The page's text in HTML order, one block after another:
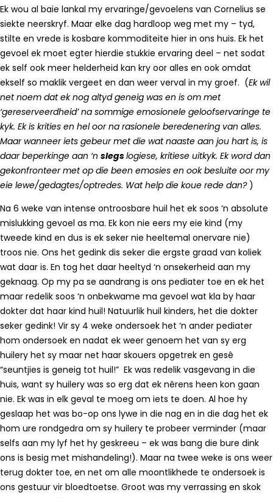
Ek wou al baie lankal my ervaringe/gevoelens van Cornelius se
siekte neerskryf. Maar elke dag hardloop weg met my – tyd,
stilte en vrede is kosbare kommoditeite hier in ons huis. Ek het
gevoel ek moet egter hierdie stukkie ervaring deel – net sodat
ek self ook meer helderheid kan kry oor alles en ook omdat
ekself so maklik vergeet en dan weer verval in my groef. (Ek wil
net noem dat ek nog altyd geneig was en is om met
‘gereserveerdheid’ na sommige emosionele geloofservaringe te
kyk. Ek is krities en hel oor na rasionele beredenering van alles.
Maar wanneer iets gebeur met die wat naaste aan jou hart is, is
daar beperkinge aan ‘n slegslogiese, kritiese uitkyk. Ek word dan
gekonfronteer met op die been emosies en ook besluite oor my
eie lewe/gedagtes/optredes. Wat help die koue rede dan?)
Na 6 weke van intense ontroosbare huil het ek soos ‘n absolute
mislukking gevoel as ma. Ek kon nie eers my eie kind (my
tweede kind en dus is ek seker nie heeltemal onervare nie)
troos nie. Ons het gedink dis seker die ergste graad van koliek
wat daar is. En tog het daar heeltyd ‘n onsekerheid aan my
geknaag. Op my pa se aandrang is ons pediater toe en ek het
maar redelik soos ‘n onbekwame ma gevoel wat kla by haar
dokter dat haar kind huil! Natuurlik huil kinders, het die dokter
seker gedink! Vir sy 4 weke ondersoek het ‘n ander pediater
hom ondersoek en nadat ek weer genoem het van sy erg
huilery het sy maar net haar skouers opgetrek en gesê
“seuntjies is geneig tot huil!” Ek was redelik vasgevang in die
huis, want sy huilery was so erg dat ek nêrens heen kon gaan
nie. Ek was in elk geval te moeg om iets te doen. Al hoe hy
geslaap het was bo-op ons lywe in die nag en in die dag het ek
hom ure rondgedra om sy huilery te probeer verminder (maar
selfs aan my lyf het hy geskreeu – ek was bang die bure dink
ons is besig met mishandeling!). Maar na twee weke is ons weer
terug dokter toe, en net om alle moontlikhede te ondersoek is
ons gestuur vir bloedtoetse. Groot was my verrassing en skok